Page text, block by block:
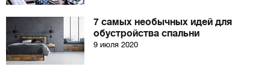
7 самых необычных идей для
обустройства спальни
9 июля 2020